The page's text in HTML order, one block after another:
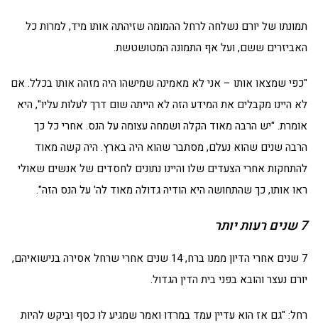
תמונתו של יורם נשלחה לרחל ההמומה שזיהתה אותו מיד, למרות כל
האביזרים ששם, ועל אף התמונה המטושטשת.
"כפי שמצאו אותו – אני לא מאמינה שמישהו היה מזהה אותו בכלל. אם
לא היינו מקבלים את המידע הזה לא הייתה שום דרך לעלות עליו", היא
אומרת. "יש הרבה מאוד הקלה ושמחה עצומה על הנס. אחרי כל כך
הרבה שנים שהוא נעלם, מסתבר שהוא היה בארץ. היה קשה מאוד
להתחקות אחרי הצעדים שלו והיינו נתונים לחסדים של אנשים שאולי
ראו אותו, כך שהתחושה היא הודיה גדולה מאוד לה' על הנס הזה".
7 שנים רעות יותר
7 שנים אחרי הדיון ממנו ברח, 14 שנים אחרי שרחל אסירה בנישואיהם,
יורם נעצר והובא בפני בית הדין הגדול.
רחל: "גם אז הוא עדיין עמד במרדו ואמר שמגיע לו כסף וביקש להיות